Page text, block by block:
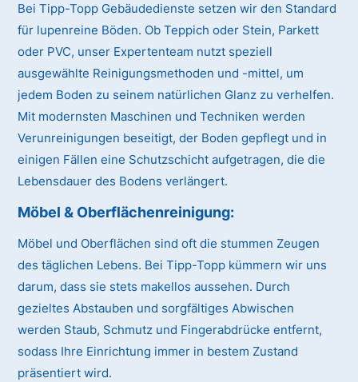
Bei Tipp-Topp Gebäudedienste setzen wir den Standard
für lupenreine Böden. Ob Teppich oder Stein, Parkett
oder PVC, unser Expertenteam nutzt speziell
ausgewählte Reinigungsmethoden und -mittel, um
jedem Boden zu seinem natürlichen Glanz zu verhelfen.
Mit modernsten Maschinen und Techniken werden
Verunreinigungen beseitigt, der Boden gepflegt und in
einigen Fällen eine Schutzschicht aufgetragen, die die
Lebensdauer des Bodens verlängert.
Möbel & Oberflächenreinigung:
Möbel und Oberflächen sind oft die stummen Zeugen
des täglichen Lebens. Bei Tipp-Topp kümmern wir uns
darum, dass sie stets makellos aussehen. Durch
gezieltes Abstauben und sorgfältiges Abwischen
werden Staub, Schmutz und Fingerabdrücke entfernt,
sodass Ihre Einrichtung immer in bestem Zustand
präsentiert wird.